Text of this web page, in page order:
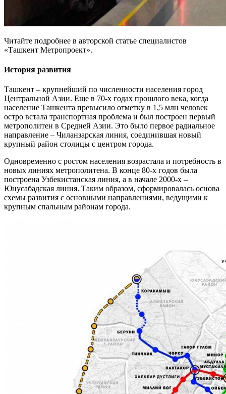
Читайте подробнее в авторской статье специалистов
«Ташкент Метропроект».
История развития
Ташкент – крупнейший по численности населения город
Центральной Азии. Еще в 70-х годах прошлого века, когда
население Ташкента превысило отметку в 1,5 млн человек
остро встала транспортная проблема и был построен первый
метрополитен в Средней Азии. Это было первое радиальное
направление – Чиланзарская линия, соединившая новый
крупный район столицы с центром города.
Одновременно с ростом населения возрастала и потребность в
новых линиях метрополитена. В конце 80-х годов была
построена Узбекистанская линия, а в начале 2000-х –
Юнусабадская линия. Таким образом, сформировалась основа
схемы развития с основными направлениями, ведущими к
крупным спальным районам города.